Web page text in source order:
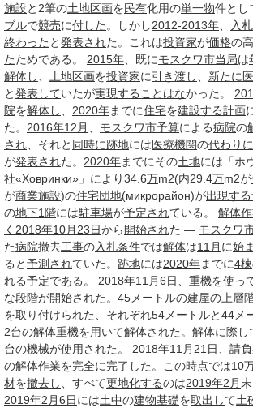
施設と2筆の土地区画を民有化用の単一物件とし
ブルで競売に付した 。しかし2012-2013年 入札
終わった と発表された。これは投資家が価格の
たためである。 2015年 、既にモスクワ市当局は
解体し
土地区画を投資家に引き渡し 新たに
と発表していたが実現する ことはなかった。
院を解体し 2020年までに住宅を建設する計画
た。 2016年12月 モスクワ市予算による病院の
され 、それと 同時に跡地には医療機関の代わりに
が発表された。 2020年までにその土地には「ホ
社«Ховринки»」により34.6万m2(内29.4万m2が
が商業施設)の住宅団地(микрорайон)が出現する
の地下1階には駐車場が予定されている。 解体
く 2018年10月 23日から開始された — モスクワ
た病院撤去工事の入札条件では解体は11月 に始
ると予測されていた。 跡地には2020年までに4棟
れる予定である。 2018年11月6日 重機を使っ
な段階が開始された。 45 メートルの建屋の上 層
を取り付けられた、 それぞれ54 メートルと44 メ
2台の解体重機を用いて解体された。 解体に際し
台の機械が使用された。 2018年11月 21日 請
の解体作業を完全に完了した 。この時点では10
材を撤去し 、すべて更地化するのは2019年2月
2019年2月6日には土中の建物基礎を取出して土